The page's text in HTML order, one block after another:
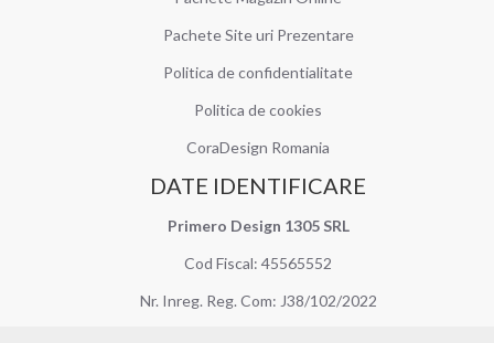
Pachete Site uri Prezentare
Politica de confidentialitate
Politica de cookies
CoraDesign Romania
DATE IDENTIFICARE
Primero Design 1305 SRL
Cod Fiscal: 45565552
Nr. Inreg. Reg. Com: J38/102/2022